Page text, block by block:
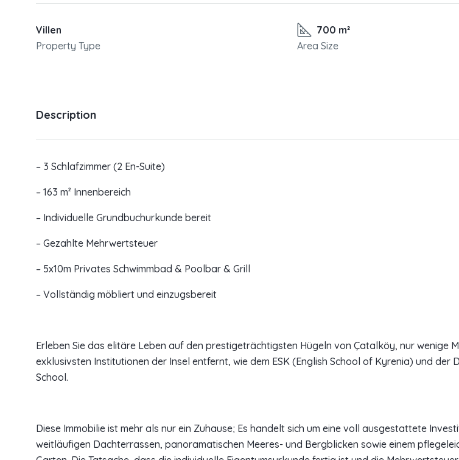
Villen
Property Type
700 m²
Area Size
Description
– 3 Schlafzimmer (2 En-Suite)
– 163 m² Innenbereich
– Individuelle Grundbuchurkunde bereit
– Gezahlte Mehrwertsteuer
– 5x10m Privates Schwimmbad & Poolbar & Grill
– Vollständig möbliert und einzugsbereit
Erleben Sie das elitäre Leben auf den prestigeträchtigsten Hügeln von Çatalköy, nur wenige
exklusivsten Institutionen der Insel entfernt, wie dem ESK (English School of Kyrenia) und der
School.
Diese Immobilie ist mehr als nur ein Zuhause; Es handelt sich um eine voll ausgestattete
weitläufigen Dachterrassen, panoramatischen Meeres- und Bergblicken sowie einem